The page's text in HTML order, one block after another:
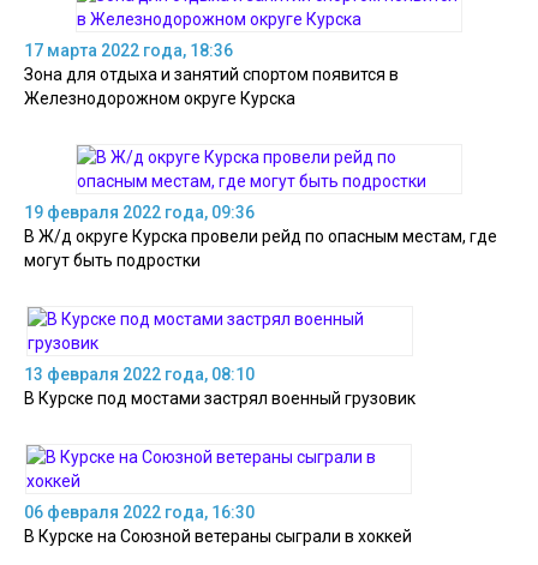
17 марта 2022 года, 18:36
Зона для отдыха и занятий спортом появится в
Железнодорожном округе Курска
19 февраля 2022 года, 09:36
В Ж/д округе Курска провели рейд по опасным местам, где
могут быть подростки
13 февраля 2022 года, 08:10
В Курске под мостами застрял военный грузовик
06 февраля 2022 года, 16:30
В Курске на Союзной ветераны сыграли в хоккей